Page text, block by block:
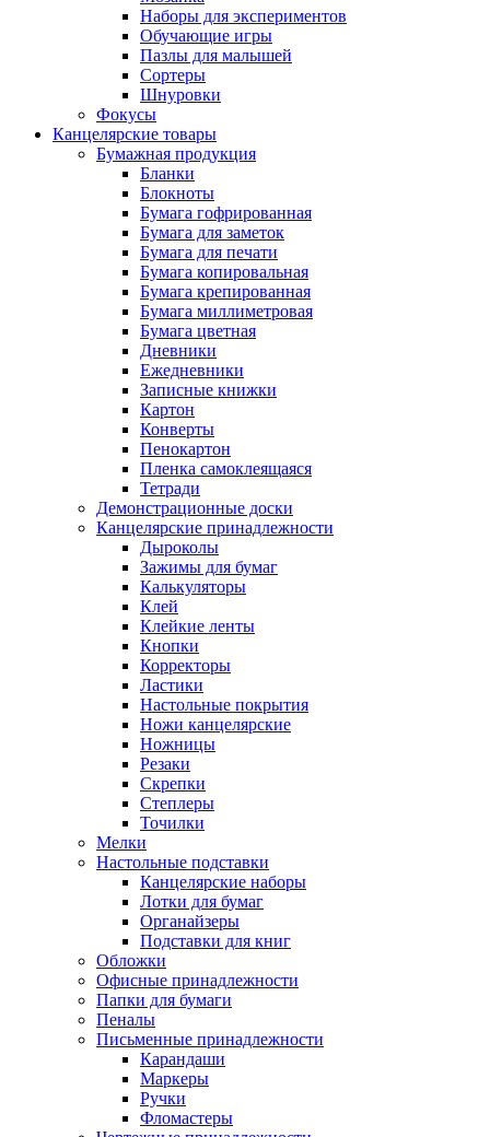
Наборы для экспериментов
Обучающие игры
Пазлы для малышей
Сортеры
Шнуровки
Фокусы
Канцелярские товары
Бумажная продукция
Бланки
Блокноты
Бумага гофрированная
Бумага для заметок
Бумага для печати
Бумага копировальная
Бумага крепированная
Бумага миллиметровая
Бумага цветная
Дневники
Ежедневники
Записные книжки
Картон
Конверты
Пенокартон
Пленка самоклеящаяся
Тетради
Демонстрационные доски
Канцелярские принадлежности
Дыроколы
Зажимы для бумаг
Калькуляторы
Клей
Клейкие ленты
Кнопки
Корректоры
Ластики
Настольные покрытия
Ножи канцелярские
Ножницы
Резаки
Скрепки
Степлеры
Точилки
Мелки
Настольные подставки
Канцелярские наборы
Лотки для бумаг
Органайзеры
Подставки для книг
Обложки
Офисные принадлежности
Папки для бумаги
Пеналы
Письменные принадлежности
Карандаши
Маркеры
Ручки
Фломастеры